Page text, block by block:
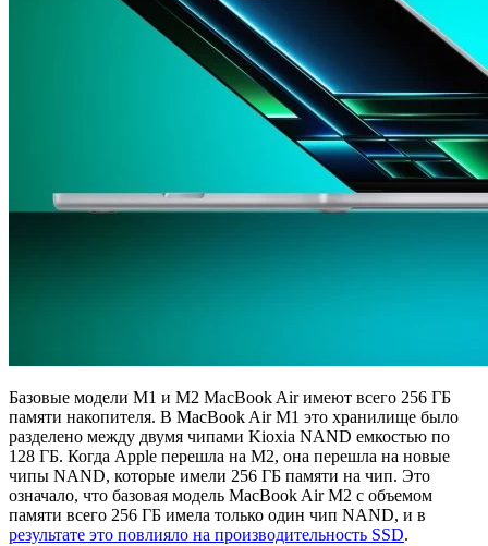
Базовые модели M1 и M2 MacBook Air имеют всего 256 ГБ
памяти накопителя. В MacBook Air M1 это хранилище было
разделено между двумя чипами Kioxia NAND емкостью по
128 ГБ. Когда Apple перешла на M2, она перешла на новые
чипы NAND, которые имели 256 ГБ памяти на чип. Это
означало, что базовая модель MacBook Air M2 с объемом
памяти всего 256 ГБ имела только один чип NAND, и в
результате это повлияло на производительность SSD.